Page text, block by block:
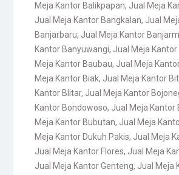
Meja Kantor Balikpapan, Jual Meja
Jual Meja Kantor Bangkalan, Jual
Banjarbaru, Jual Meja Kantor
Kantor Banyuwangi, Jual Meja Kantor
Meja Kantor Baubau, Jual Meja
Meja Kantor Biak, Jual Meja Kantor
Kantor Blitar, Jual Meja Kantor
Kantor Bondowoso, Jual Meja Kantor
Meja Kantor Bubutan, Jual Meja
Meja Kantor Dukuh Pakis, Jual Meja
Jual Meja Kantor Flores, Jual Meja
Jual Meja Kantor Genteng, Jual Meja